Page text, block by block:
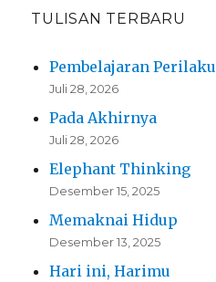
TULISAN TERBARU
Pembelajaran Perilaku
Juli 28, 2026
Pada Akhirnya
Juli 28, 2026
Elephant Thinking
Desember 15, 2025
Memaknai Hidup
Desember 13, 2025
Hari ini, Harimu